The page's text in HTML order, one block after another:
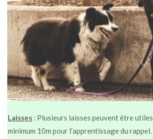
Laisses : Plusieurs laisses peuvent être utiles.
minimum 10m pour l'apprentissage du rappel.